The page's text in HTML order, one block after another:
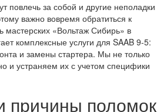
повлечь за собой и другие неполадки
важно вовремя обратиться к
«Вольтаж Сибирь» в
комплексные услуги для SAAB 9-5:
и замены стартера. Мы не только
и устраняем их с учетом специфики
причины поломок